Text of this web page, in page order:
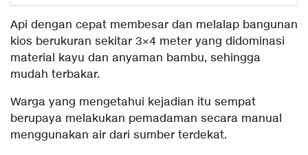
Api dengan cepat membesar dan melalap bangunan
kios berukuran sekitar 3×4 meter yang didominasi
material kayu dan anyaman bambu, sehingga
mudah terbakar.
Warga yang mengetahui kejadian itu sempat
berupaya melakukan pemadaman secara manual
menggunakan air dari sumber terdekat.